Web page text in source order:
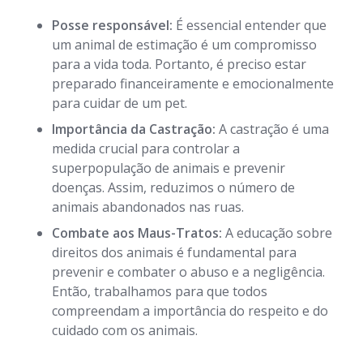
Posse responsável: É essencial entender que
um animal de estimação é um compromisso
para a vida toda. Portanto, é preciso estar
preparado financeiramente e emocionalmente
para cuidar de um pet.
Importância da Castração: A castração é uma
medida crucial para controlar a
superpopulação de animais e prevenir
doenças. Assim, reduzimos o número de
animais abandonados nas ruas.
Combate aos Maus-Tratos: A educação sobre
direitos dos animais é fundamental para
prevenir e combater o abuso e a negligência.
Então, trabalhamos para que todos
compreendam a importância do respeito e do
cuidado com os animais.